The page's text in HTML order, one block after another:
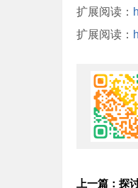
扩展阅读：
扩展阅读：